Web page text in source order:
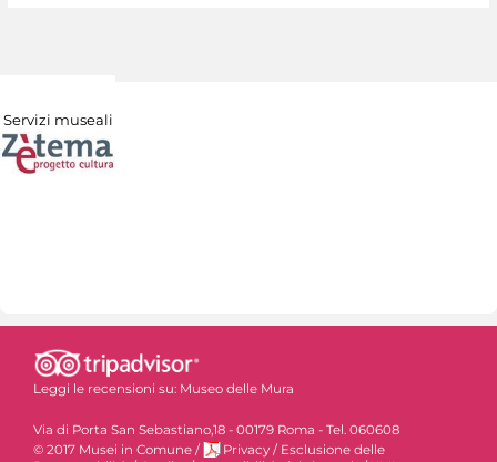
Servizi museali
Leggi le recensioni su: Museo delle Mura
Via di Porta San Sebastiano,18 - 00179 Roma - Tel. 060608
© 2017 Musei in Comune / Privacy / Esclusione delle